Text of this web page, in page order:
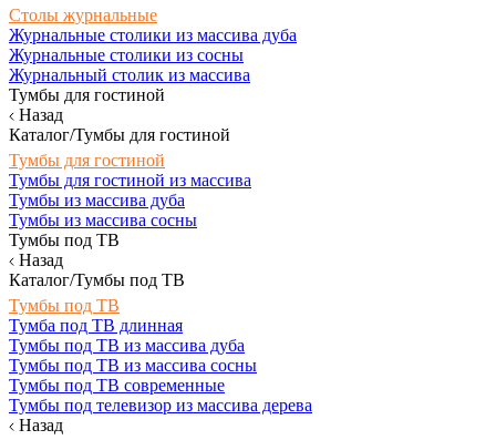
Столы журнальные
Журнальные столики из массива дуба
Журнальные столики из сосны
Журнальный столик из массива
Тумбы для гостиной
Назад
Каталог/Тумбы для гостиной
Тумбы для гостиной
Тумбы для гостиной из массива
Тумбы из массива дуба
Тумбы из массива сосны
Тумбы под ТВ
Назад
Каталог/Тумбы под ТВ
Тумбы под ТВ
Тумба под ТВ длинная
Тумбы под ТВ из массива дуба
Тумбы под ТВ из массива сосны
Тумбы под ТВ современные
Тумбы под телевизор из массива дерева
Назад